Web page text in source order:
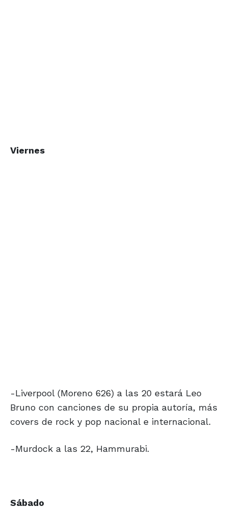
Viernes
-Liverpool (Moreno 626) a las 20 estará Leo
Bruno con canciones de su propia autoría, más
covers de rock y pop nacional e internacional.
-Murdock a las 22, Hammurabi.
Sábado